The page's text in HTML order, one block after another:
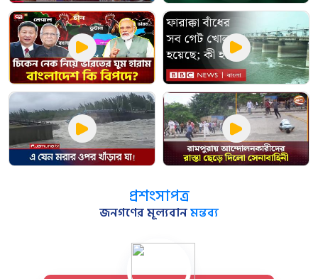
প্রশংসাপত্র
জনগণের মূল্যবানমন্তব্য